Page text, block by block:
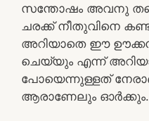
സന്തോഷം അവനു
ചരക്ക് നീതുവിനെ
അറിയാതെ ഈ ഊക്കൻ
ചെയ്യും എന്ന്
പോയെന്നുള്ളത്
ആരാണേലും ഓർക്കും.